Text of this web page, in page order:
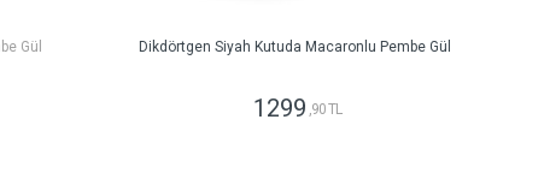
Gül Dikdörtgen Siyah Kutuda Macaronlu Pembe Gül
1299 ,90 TL